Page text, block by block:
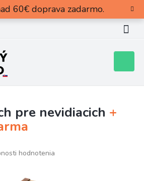
60€ doprava zadarmo.
košík
pre nevidiacich +
hodnotenia